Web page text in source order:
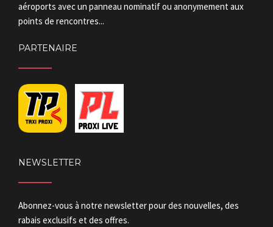
aéroports avec un panneau nominatif ou anonymement aux
points de rencontres...
PARTENAIRE
NEWSLETTER
Abonnez-vous à notre newsletter pour des nouvelles, des
rabais exclusifs et des offres.